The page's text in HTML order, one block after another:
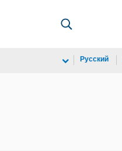
Русский